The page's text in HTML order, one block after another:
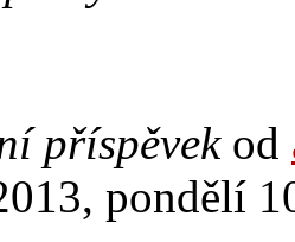
příspěvekod
pondělí